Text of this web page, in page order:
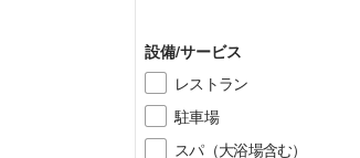
設備/サービス
レストラン
駐車場
スパ（大浴場含む）